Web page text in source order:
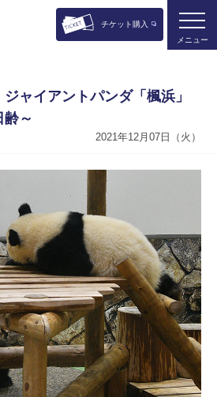
チケット購入
メニュー
ャイアントパンダ「楓浜」
～
2021年12月07日（火）